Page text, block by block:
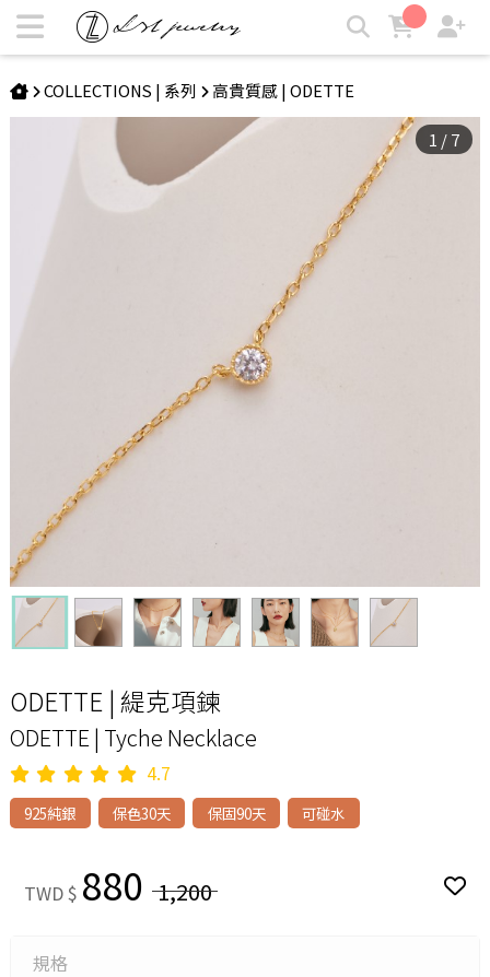
ODETTE | 緹克項鍊 | LZL Jewelry 輕珠寶飾品
COLLECTIONS | 系列 高貴質感 | ODETTE
1 /7
ODETTE | 緹克項鍊
ODETTE | Tyche Necklace
4.7
925純銀 保色30天 保固90天 可碰水
TWD $ 880 1,200
規格